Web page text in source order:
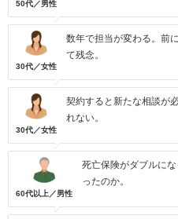
50代／男性
30代／女性
数年で担当が変わる。前
て残念。
30代／女性
契約すると新たな相談が
れない。
60代以上／男性
死亡保険がダブルに
ったのか。